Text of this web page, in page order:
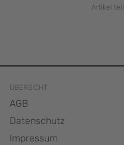
Artikel
ÜBERSICHT
AGB
Datenschutz
Impressum